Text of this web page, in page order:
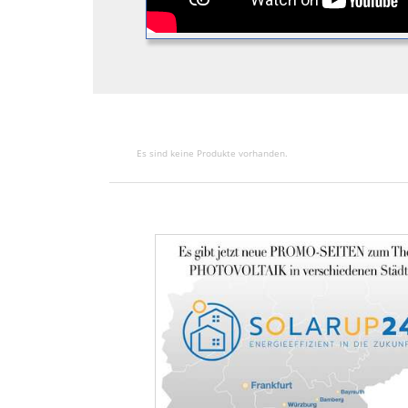
Es sind keine Produkte vorhanden.